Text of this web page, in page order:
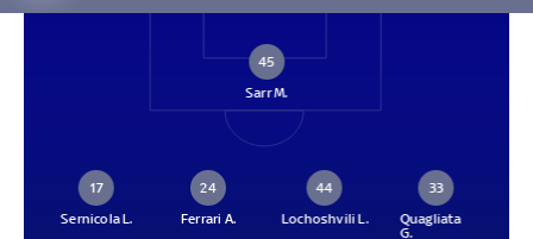
45
Sarr M.
17
Sernicola L.
24
Ferrari A.
44
Lochoshvili L.
33
Quagliata
G.